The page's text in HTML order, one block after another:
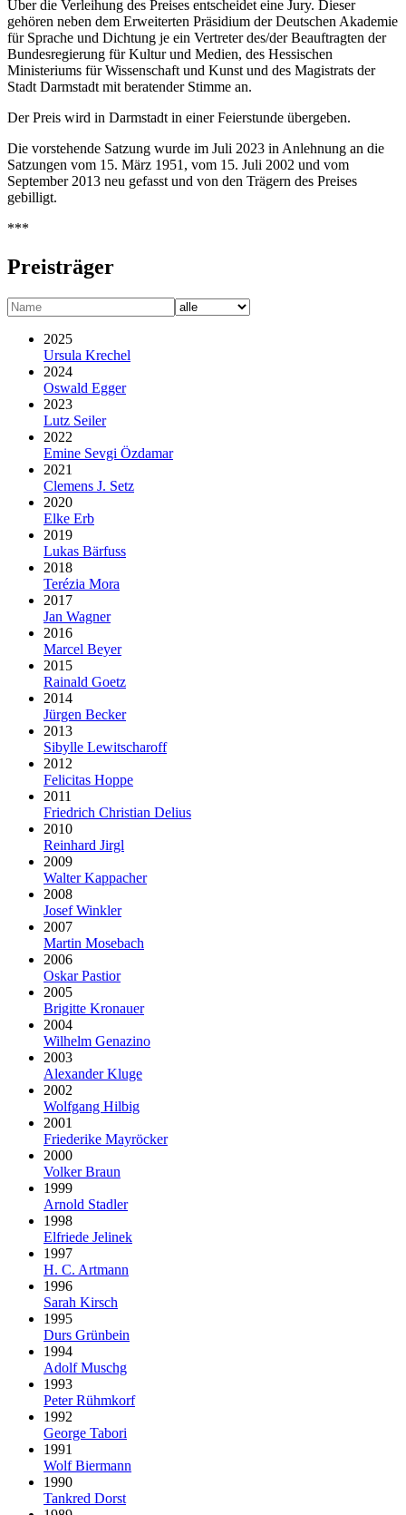
Über die Verleihung des Preises entscheidet eine Jury. Dieser
gehören neben dem Erweiterten Präsidium der Deutschen Akademie
für Sprache und Dichtung je ein Vertreter des/der Beauftragten der
Bundesregierung für Kultur und Medien, des Hessischen
Ministeriums für Wissenschaft und Kunst und des Magistrats der
Stadt Darmstadt mit beratender Stimme an.
Der Preis wird in Darmstadt in einer Feierstunde übergeben.
Die vorstehende Satzung wurde im Juli 2023 in Anlehnung an die
Satzungen vom 15. März 1951, vom 15. Juli 2002 und vom
September 2013 neu gefasst und von den Trägern des Preises
gebilligt.
***
Preisträger
2025
Ursula Krechel
2024
Oswald Egger
2023
Lutz Seiler
2022
Emine Sevgi Özdamar
2021
Clemens J. Setz
2020
Elke Erb
2019
Lukas Bärfuss
2018
Terézia Mora
2017
Jan Wagner
2016
Marcel Beyer
2015
Rainald Goetz
2014
Jürgen Becker
2013
Sibylle Lewitscharoff
2012
Felicitas Hoppe
2011
Friedrich Christian Delius
2010
Reinhard Jirgl
2009
Walter Kappacher
2008
Josef Winkler
2007
Martin Mosebach
2006
Oskar Pastior
2005
Brigitte Kronauer
2004
Wilhelm Genazino
2003
Alexander Kluge
2002
Wolfgang Hilbig
2001
Friederike Mayröcker
2000
Volker Braun
1999
Arnold Stadler
1998
Elfriede Jelinek
1997
H. C. Artmann
1996
Sarah Kirsch
1995
Durs Grünbein
1994
Adolf Muschg
1993
Peter Rühmkorf
1992
George Tabori
1991
Wolf Biermann
1990
Tankred Dorst